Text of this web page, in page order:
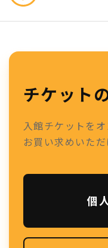
チケット
入館チケットを
お買い求めいた
個